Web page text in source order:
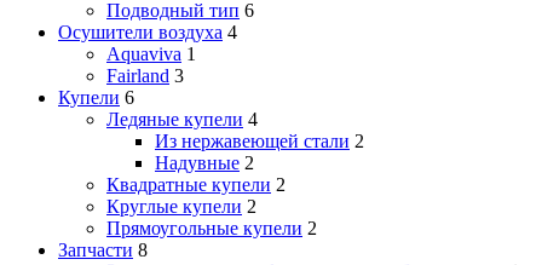
Подводный тип 6
Осушители воздуха 4
Aquaviva 1
Fairland 3
Купели 6
Ледяные купели 4
Из нержавеющей стали 2
Надувные 2
Квадратные купели 2
Круглые купели 2
Прямоугольные купели 2
Запчасти 8